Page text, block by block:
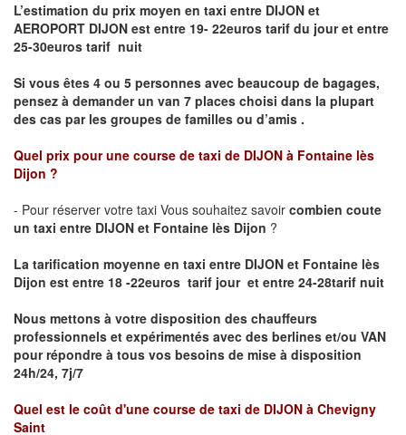
L’estimation du prix moyen en taxi entre DIJON et
AEROPORT DIJON est entre 19- 22euros tarif du jour et entre
25-30euros tarif nuit
Si vous êtes 4 ou 5 personnes avec beaucoup de bagages,
pensez à demander un van 7 places choisi dans la plupart
des cas par les groupes de familles ou d’amis .
Quel prix pour une course de taxi de DIJON à Fontaine lès
Dijon ?
- Pour réserver votre taxi Vous souhaitez savoir combien coute
un taxi entre DIJON et Fontaine lès Dijon ?
La tarification moyenne en taxi entre DIJON et Fontaine lès
Dijon est entre 18 -22euros tarif jour et entre 24-28tarif nuit
Nous mettons à votre disposition des chauffeurs
professionnels et expérimentés avec des berlines et/ou VAN
pour répondre à tous vos besoins de mise à disposition
24h/24, 7j/7
Quel est le coût d'une course de taxi de DIJON à Chevigny
Saint